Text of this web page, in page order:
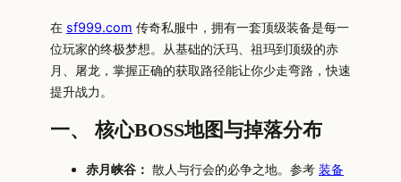
在 sf999.com 传奇私服中，拥有一套顶级装备是每一
位玩家的终极梦想。从基础的沃玛、祖玛到顶级的赤
月、屠龙，掌握正确的获取路径能让你少走弯路，快速
提升战力。
一、 核心BOSS地图与掉落分布
赤月峡谷： 散人与行会的必争之地。参考 装备